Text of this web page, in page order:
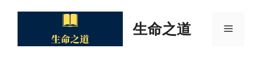
生命之道 Menu